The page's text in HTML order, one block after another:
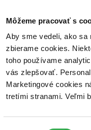
Môžeme pracovať s
Aby sme vedeli, ako sa
zbierame cookies.
toho používame
vás zlepšovať.
Marketingové cookies
tretími stranami. Veľmi
Poukážky Kontakt